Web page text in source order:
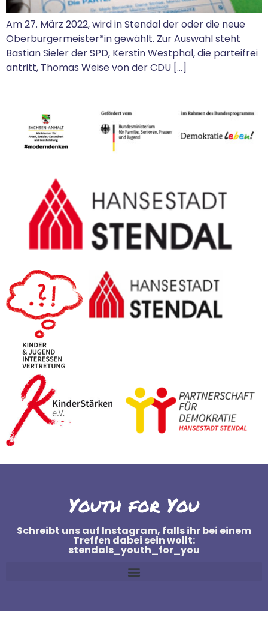
Am 27. März 2022, wird in Stendal der oder die neue
Oberbürgermeister*in gewählt. Zur Auswahl steht
Bastian Sieler der SPD, Kerstin Westphal, die parteifrei
antritt, Thomas Weise von der CDU […]
Youth for You
Schreibt uns auf Instagram, falls ihr bei einem
Treffen dabei sein wollt:
stendals_youth_for_you